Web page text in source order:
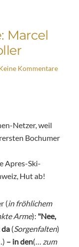
Marcel
Kommentare
Netzer, weil
Bochumer
Apres-Ski-
Hut ab!
(in fröhlichem
Arme): "Nee,
da (Sorgenfalten)
) – in den(… zum